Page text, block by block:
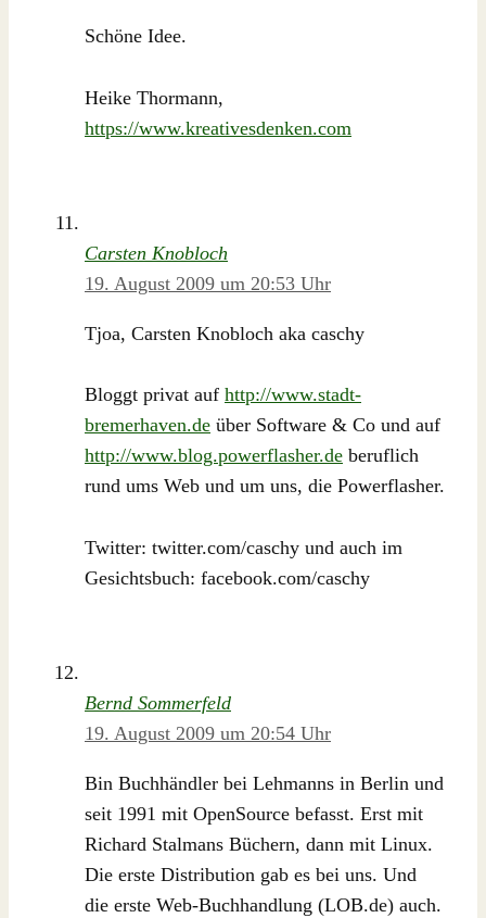
Schöne Idee.
Heike Thormann,
https://www.kreativesdenken.com
Carsten Knobloch
19. August 2009 um 20:53 Uhr
Tjoa, Carsten Knobloch aka caschy
Bloggt privat auf http://www.stadt-
bremerhaven.de über Software & Co und auf
http://www.blog.powerflasher.de beruflich
rund ums Web und um uns, die Powerflasher.
Twitter: twitter.com/caschy und auch im
Gesichtsbuch: facebook.com/caschy
Bernd Sommerfeld
19. August 2009 um 20:54 Uhr
Bin Buchhändler bei Lehmanns in Berlin und
seit 1991 mit OpenSource befasst. Erst mit
Richard Stalmans Büchern, dann mit Linux.
Die erste Distribution gab es bei uns. Und
die erste Web-Buchhandlung (LOB.de) auch.